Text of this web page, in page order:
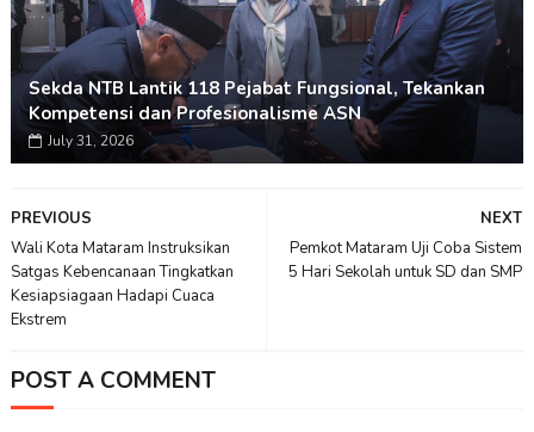
Sekda NTB Lantik 118 Pejabat Fungsional, Tekankan
Kompetensi dan Profesionalisme ASN
July 31, 2026
NEXT
Pemkot Mataram Uji Coba Sistem
5 Hari Sekolah untuk SD dan SMP
PREVIOUS
Wali Kota Mataram Instruksikan
Satgas Kebencanaan Tingkatkan
Kesiapsiagaan Hadapi Cuaca
Ekstrem
POST A COMMENT